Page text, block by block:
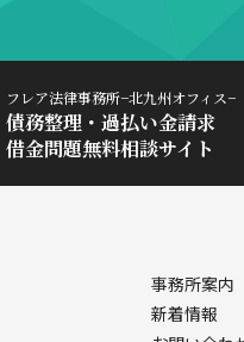
フレア法律事務所−北九州オフィス−
債務整理・過払い金請求
借金問題無料相談サイト
事務所案内
新着情報